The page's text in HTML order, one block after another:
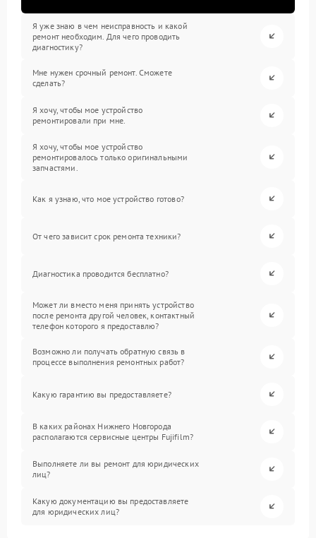
Я уже знаю в чем неисправность и какой
ремонт необходим. Для чего проводить
диагностику?
Мне нужен срочный ремонт. Сможете
сделать?
Я хочу, чтобы мое устройство
ремонтировали при мне.
Я хочу, чтобы мое устройство
ремонтировалось только оригинальными
запчастями.
Как я узнаю, что мое устройство готово?
От чего зависит срок ремонта техники?
Диагностика проводится бесплатно?
Может ли вместо меня принять устройство
после ремонта другой человек, контактный
телефон которого я предоставлю?
Возможно ли получать обратную связь в
процессе выполнения ремонтных работ?
Какую гарантию вы предоставляете?
В каких районах Нижнего Новгорода
располагаются сервисные центры Fujifilm?
Выполняете ли вы ремонт для юридических
лиц?
Какую документацию вы предоставляете
для юридических лиц?